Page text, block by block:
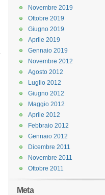
Novembre 2019
Ottobre 2019
Giugno 2019
Aprile 2019
Gennaio 2019
Novembre 2012
Agosto 2012
Luglio 2012
Giugno 2012
Maggio 2012
Aprile 2012
Febbraio 2012
Gennaio 2012
Dicembre 2011
Novembre 2011
Ottobre 2011
Meta